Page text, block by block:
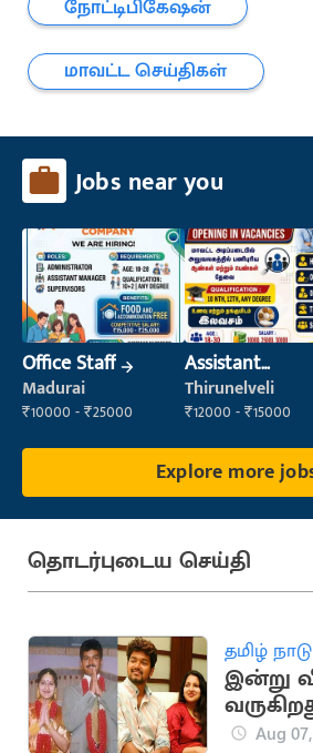
நோட்டிபிகேஷன்
மாவட்ட செய்திகள்
Jobs near you
Office Staff
Madurai
₹10000 - ₹25000
Assistant
Manager
Thirunelveli
₹12000 - ₹15000
Explore more
தொடர்புடைய செய்தி
தமிழ் நாடு
இன்று
விஜய்
Aug